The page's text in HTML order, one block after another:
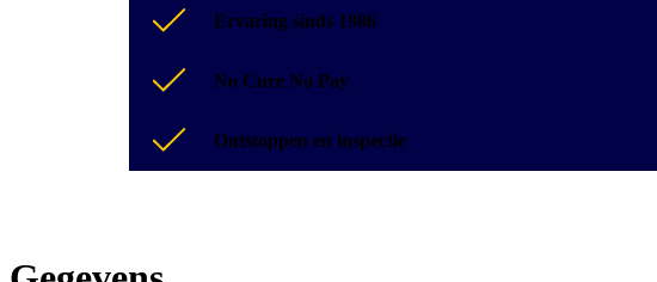
Ervaring sinds 1986
No Cure No Pay
Ontstoppen en inspectie